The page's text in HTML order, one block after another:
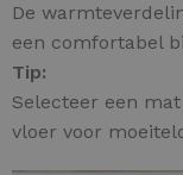
De
een comfortabel
Tip:
Selecteer een
vloer voor